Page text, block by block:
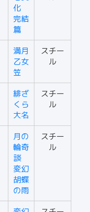
化
完結
篇
満月
乙女
笠
スチー
ル
緋ざ
くら
大名
スチー
ル
月の
輪奇
談
変幻
胡蝶
の雨
スチー
ル